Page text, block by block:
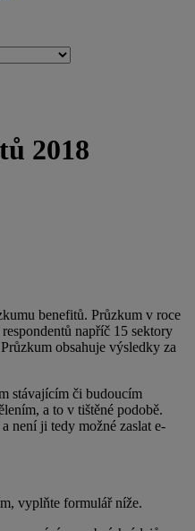
2018
benefitů. Průzkum v roce
napříč 15 sektory
obsahuje výsledky za
stávajícím či budoucím
a to v tištěné podobě.
není ji tedy možné zaslat e-
vyplňte formulář níže.